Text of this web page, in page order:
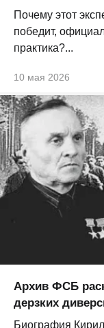
Почему этот
победит,
практика?...
10 мая 2026
Архив ФСБ
дерзких
Биография